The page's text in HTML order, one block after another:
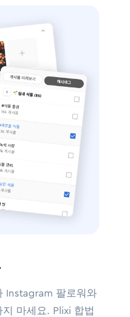
Instagram 팔로워와
마세요. Plixi 합법